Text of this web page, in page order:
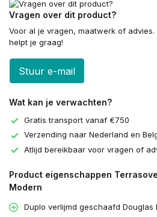
Vragen over dit product?
Voor al je vragen, maatwerk of
helpt je graag!
Stuur e-mail
Wat kan je verwachten?
Gratis transport vanaf €750
Verzending naar Nederland en
Atlijd bereikbaar voor vragen of
Product eigenschappen
Modern
Duplo verlijmd geschaafd Douglas